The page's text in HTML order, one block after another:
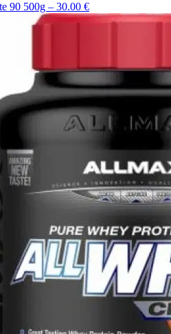
90 500g – 30.00 €